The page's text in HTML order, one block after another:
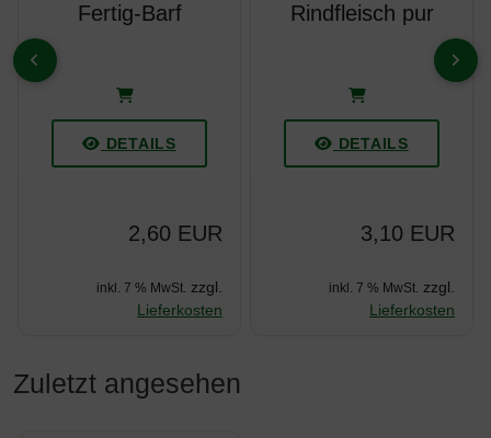
ZURÜCK
Fertig-Barf
DETAILS
2,60 EUR
inkl. 7 % MwSt. zzgl.
Lieferkosten
Rindfleisch pur
DETAILS
3,10 EUR
inkl. 7 % MwSt. zzgl.
Lieferkosten
VOR
Zuletzt angesehen